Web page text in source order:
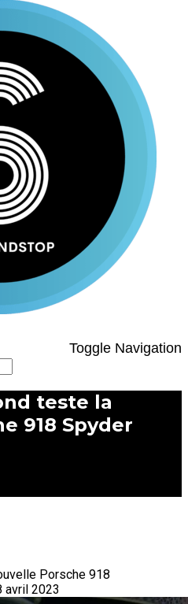
Toggle Navigation
teste la
918 Spyder
Porsche 918
avril 2023